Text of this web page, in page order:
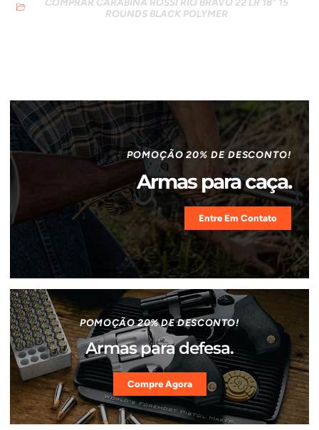
ROUNDS BLACK POLYMER
POMOÇÃO 20% DE DESCONTO!
Armas para caça.
Entre Em Contato
POMOÇÃO 20% DE DESCONTO!
Armas para defesa.
Compre Agora